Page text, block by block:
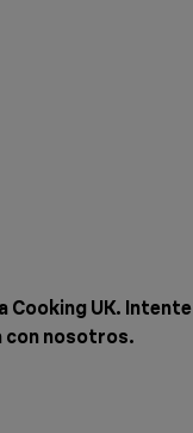
Cooking UK. Intente
con nosotros.